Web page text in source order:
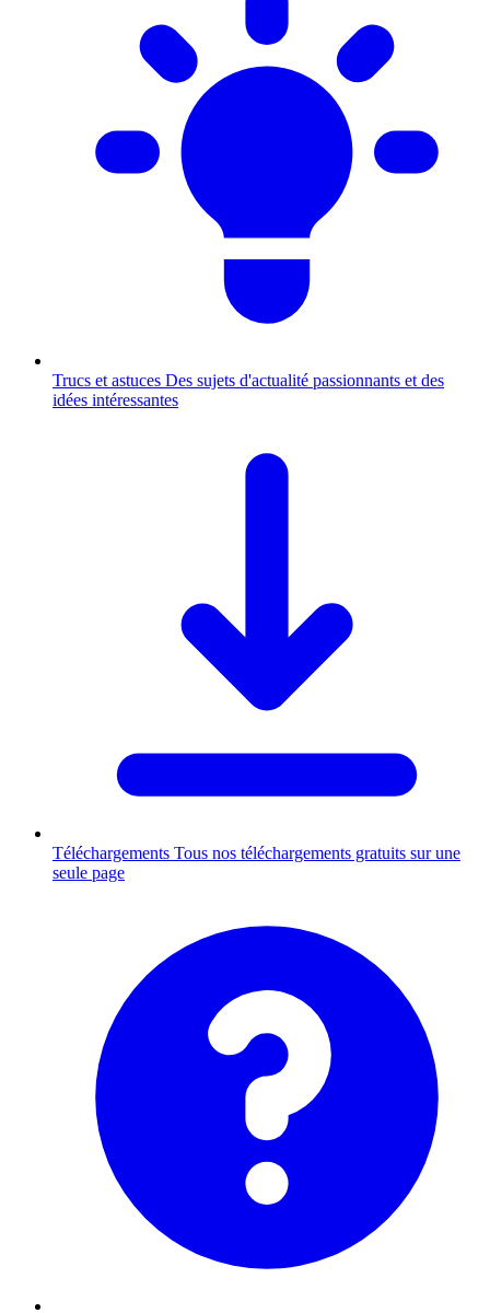
Trucs et astuces Des sujets d'actualité passionnants et des
idées intéressantes
Téléchargements Tous nos téléchargements gratuits sur une
seule page